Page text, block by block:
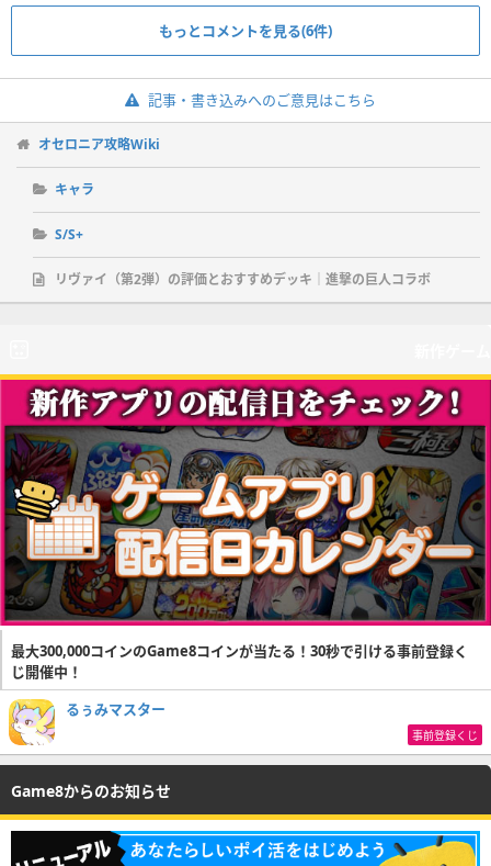
もっとコメントを見る(6件)
記事・書き込みへのご意見はこちら
オセロニア攻略Wiki
キャラ
S/S+
リヴァイ（第2弾）の評価とおすすめデッキ｜進撃の巨人コラボ
最大300,000コインのGame8コインが当たる！30秒で引ける事前登録く
じ開催中！
るぅみマスター
事前登録くじ
Game8からのお知らせ